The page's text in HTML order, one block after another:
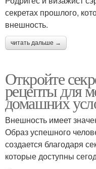
секретах прошлого,
внешность.
читать дальше →
Откройте
рецепты для
домашних
Внешность имеет
Образ успешного
создается благодаря
которые доступны